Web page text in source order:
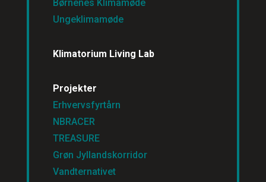
Børnenes Klimamøde
Ungeklimamøde
Klimatorium Living Lab
Projekter
Erhvervsfyrtårn
NBRACER
TREASURE
Grøn Jyllandskorridor
Vandternativet